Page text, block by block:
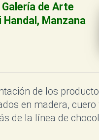
Galería de Arte
Handal, Manzana
de los
en madera, cuero
de la línea de